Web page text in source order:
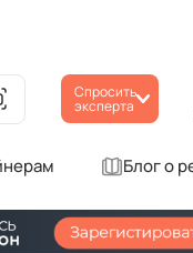
Спросить
эксперта
Блог о